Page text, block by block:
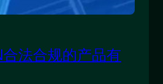
法合规的产品有